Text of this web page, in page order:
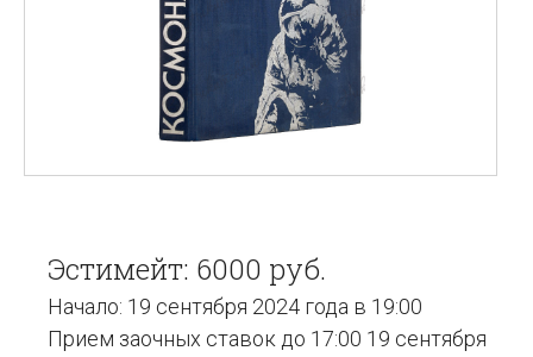
Эстимейт: 6000 руб.
Начало: 19 сентября 2024 года в 19:00
Прием заочных ставок до 17:00 19 сентября